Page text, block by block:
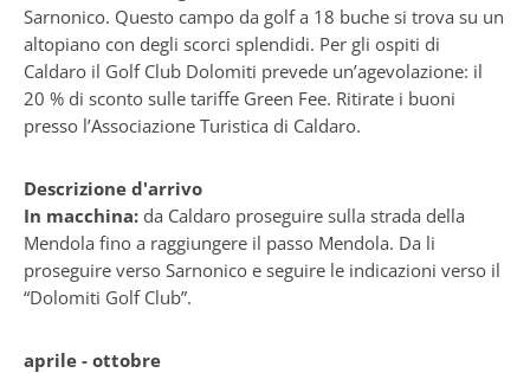
Sarnonico. Questo campo da golf a 18 buche si trova su un
altopiano con degli scorci splendidi. Per gli ospiti di
Caldaro il Golf Club Dolomiti prevede un’agevolazione: il
20 % di sconto sulle tariffe Green Fee. Ritirate i buoni
presso l’Associazione Turistica di Caldaro.
Descrizione d'arrivo
In macchina: da Caldaro proseguire sulla strada della
Mendola fino a raggiungere il passo Mendola. Da li
proseguire verso Sarnonico e seguire le indicazioni verso il
“Dolomiti Golf Club”.
aprile - ottobre